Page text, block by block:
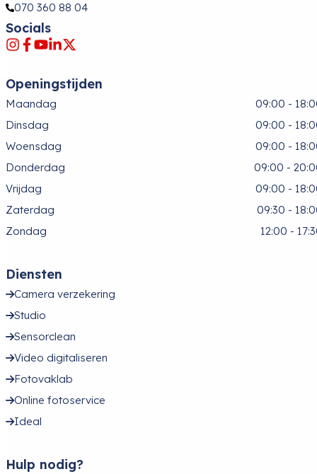
070 360 88 04
Socials
Openingstijden
Maandag
09:00 -
Dinsdag
09:00 -
Woensdag
09:00 -
Donderdag
09:00 -
Vrijdag
09:00 -
Zaterdag
09:30 -
Zondag
12:00 -
Diensten
Camera verzekering
Studio
Sensorclean
Video digitaliseren
Fotovaklab
Online fotoservice
Ideal
Hulp nodig?